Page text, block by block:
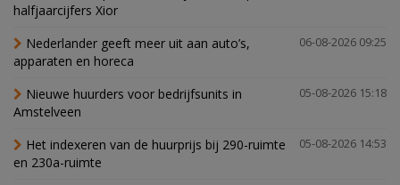
halfjaarcijfers Xior
06-08-2026 09:25
Nederlander geeft meer uit aan auto’s,
apparaten en horeca
05-08-2026 15:18
Nieuwe huurders voor bedrijfsunits in
Amstelveen
05-08-2026 14:53
Het indexeren van de huurprijs bij 290-ruimte
en 230a-ruimte